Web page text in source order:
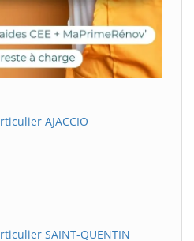
AJACCIO
SAINT-QUENTIN